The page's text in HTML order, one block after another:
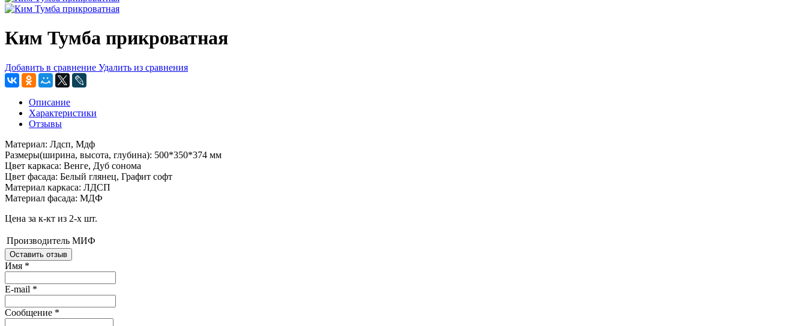
Ким Тумба прикроватная
Добавить в сравнение Удалить из сравнения
Описание
Характеристики
Отзывы
Материал: Лдсп, Мдф
Размеры(ширина, высота, глубина): 500*350*374 мм
Цвет каркаса: Венге, Дуб сонома
Цвет фасада: Белый глянец, Графит софт
Материал каркаса: ЛДСП
Материал фасада: МДФ
Цена за к-кт из 2-х шт.
Производитель МИФ
Оставить отзыв
Имя *
E-mail *
Сообщение *